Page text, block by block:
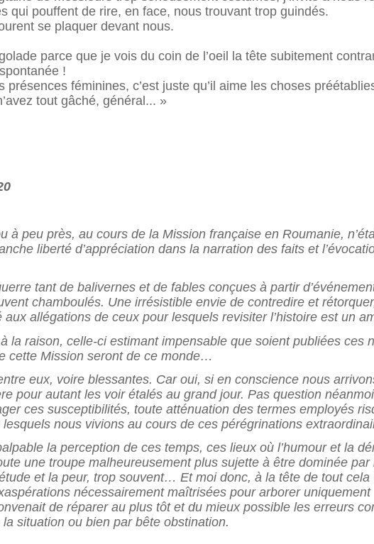
qui pouffent de rire, en face, nous trouvant trop guindés.
se plaquer devant nous.
parce que je vois du coin de l’oeil la tête subitement
!
féminines, c’est juste qu’il aime les choses
tout gâché, général... »
à peu près, au cours de la Mission française en Roumanie,
liberté d’appréciation dans la narration des faits et
tant de balivernes et de fables conçues à partir
chamboulés. Une irrésistible envie de contredire et
allégations de ceux pour lesquels revisiter l’histoire est un
la raison, celle-ci estimant impensable que soient publiées ces
cette Mission seront de ce monde…
eux, voire blessantes. Car oui, si en conscience nous
pour autant les voir étalés au grand jour. Pas question
ces susceptibilités, toute atténuation des termes employés
nous vivions au cours de ces pérégrinations
la perception de ces temps, ces lieux où l’humour et la
une troupe malheureusement plus sujette à être dominée par
et la peur, trop souvent… Et moi donc, à la tête de tout cela
pérations nécessairement maîtrisées pour arborer uniquement
de réparer au plus tôt et du mieux possible les erreurs
situation ou bien par bête obstination.